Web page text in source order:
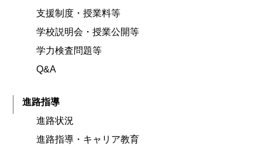
支援制度・授業料等
学校説明会・授業公開等
学力検査問題等
Q&A
進路指導
進路状況
進路指導・キャリア教育